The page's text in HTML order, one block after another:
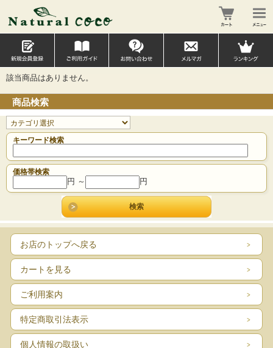
該当商品はありません。
商品検索
キーワード検索
価格帯検索
円 ～ 円
お店のトップへ戻る
カートを見る
ご利用案内
特定商取引法表示
個人情報の取扱い